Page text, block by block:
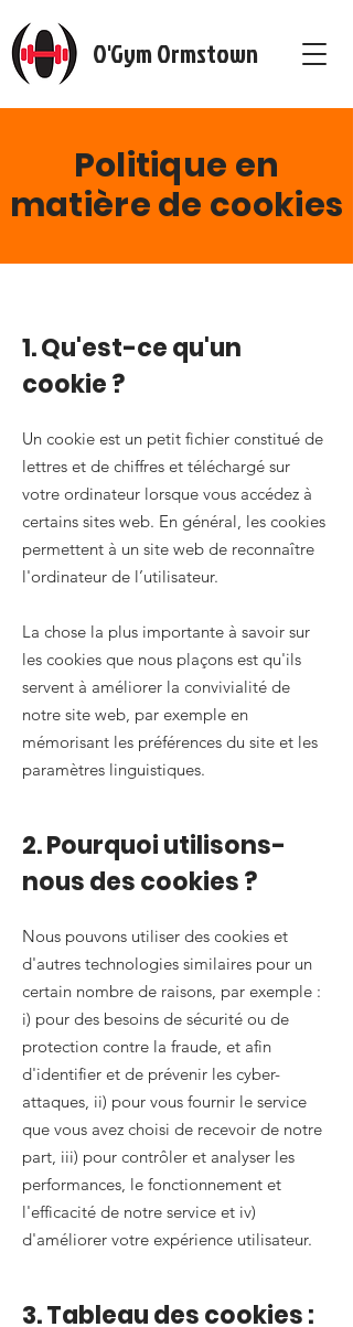
O'Gym Ormstown
Politique en
matière de cookies
1. Qu'est-ce qu'un
cookie ?
Un cookie est un petit fichier constitué de
lettres et de chiffres et téléchargé sur
votre ordinateur lorsque vous accédez à
certains sites web. En général, les cookies
permettent à un site web de reconnaître
l'ordinateur de l’utilisateur.
La chose la plus importante à savoir sur
les cookies que nous plaçons est qu'ils
servent à améliorer la convivialité de
notre site web, par exemple en
mémorisant les préférences du site et les
paramètres linguistiques.
2. Pourquoi utilisons-
nous des cookies ?
Nous pouvons utiliser des cookies et
d'autres technologies similaires pour un
certain nombre de raisons, par exemple :
i) pour des besoins de sécurité ou de
protection contre la fraude, et afin
d'identifier et de prévenir les cyber-
attaques, ii) pour vous fournir le service
que vous avez choisi de recevoir de notre
part, iii) pour contrôler et analyser les
performances, le fonctionnement et
l'efficacité de notre service et iv)
d'améliorer votre expérience utilisateur.
3. Tableau des cookies :